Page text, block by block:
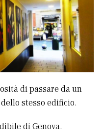
di passare da un
stesso edificio.
di Genova.